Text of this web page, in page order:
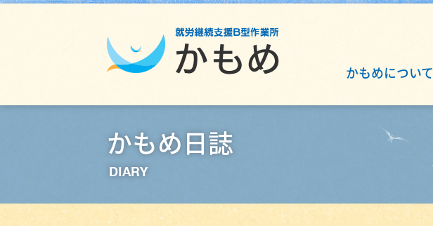
かもめについて
かもめ日誌
DIARY